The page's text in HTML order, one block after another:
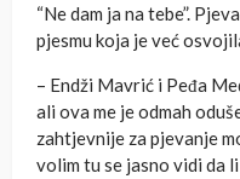
“Ne dam ja na tebe”.
pjesmu koja je već
– Endži Mavrić i Peđa
ali ova me je odmah
zahtjevnije za pjevanje
volim tu se jasno vidi da